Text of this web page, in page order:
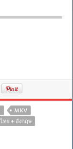
MKV
ทย + อังกฤษ